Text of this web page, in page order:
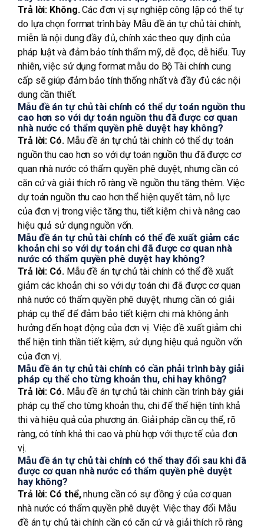
Trả lời: Không.Các đơn vị sự nghiệp công lập có thể tự
do lựa chọn format trình bày Mẫu đề án tự chủ tài chính,
miễn là nội dung đầy đủ, chính xác theo quy định của
pháp luật và đảm bảo tính thẩm mỹ, dễ đọc, dễ hiểu. Tuy
nhiên, việc sử dụng format mẫu do Bộ Tài chính cung
cấp sẽ giúp đảm bảo tính thống nhất và đầy đủ các nội
dung cần thiết.
Mẫu đề án tự chủ tài chính có thể dự toán nguồn thu
cao hơn so với dự toán nguồn thu đã được cơ quan
nhà nước có thẩm quyền phê duyệt hay không?
Trả lời: Có.Mẫu đề án tự chủ tài chính có thể dự toán
nguồn thu cao hơn so với dự toán nguồn thu đã được cơ
quan nhà nước có thẩm quyền phê duyệt, nhưng cần có
căn cứ và giải thích rõ ràng về nguồn thu tăng thêm. Việc
dự toán nguồn thu cao hơn thể hiện quyết tâm, nỗ lực
của đơn vị trong việc tăng thu, tiết kiệm chi và nâng cao
hiệu quả sử dụng nguồn vốn.
Mẫu đề án tự chủ tài chính có thể đề xuất giảm các
khoản chi so với dự toán chi đã được cơ quan nhà
nước có thẩm quyền phê duyệt hay không?
Trả lời: Có.Mẫu đề án tự chủ tài chính có thể đề xuất
giảm các khoản chi so với dự toán chi đã được cơ quan
nhà nước có thẩm quyền phê duyệt, nhưng cần có giải
pháp cụ thể để đảm bảo tiết kiệm chi mà không ảnh
hưởng đến hoạt động của đơn vị. Việc đề xuất giảm chi
thể hiện tinh thần tiết kiệm, sử dụng hiệu quả nguồn vốn
của đơn vị.
Mẫu đề án tự chủ tài chính có cần phải trình bày giải
pháp cụ thể cho từng khoản thu, chi hay không?
Trả lời: Có.Mẫu đề án tự chủ tài chính cần trình bày giải
pháp cụ thể cho từng khoản thu, chi để thể hiện tính khả
thi và hiệu quả của phương án. Giải pháp cần cụ thể, rõ
ràng, có tính khả thi cao và phù hợp với thực tế của đơn
vị.
Mẫu đề án tự chủ tài chính có thể thay đổi sau khi đã
được cơ quan nhà nước có thẩm quyền phê duyệt
hay không?
Trả lời: Có thể,nhưng cần có sự đồng ý của cơ quan
nhà nước có thẩm quyền phê duyệt. Việc thay đổi Mẫu
đề án tự chủ tài chính cần có căn cứ và giải thích rõ ràng